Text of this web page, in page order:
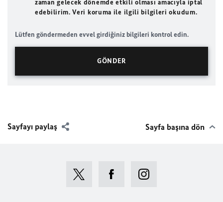
zaman gelecek dönemde etkili olması amacıyla iptal
edebilirim. Veri koruma ile ilgili bilgileri okudum.
Lütfen göndermeden evvel girdiğiniz bilgileri kontrol edin.
Sayfayı paylaş Sayfa başına dön